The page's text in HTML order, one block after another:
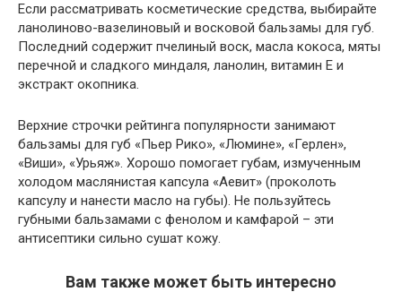
Если рассматривать косметические средства, выбирайте
ланолиново-вазелиновый и восковой бальзамы для губ.
Последний содержит пчелиный воск, масла кокоса, мяты
перечной и сладкого миндаля, ланолин, витамин Е и
экстракт окопника.
Верхние строчки рейтинга популярности занимают
бальзамы для губ «Пьер Рико», «Люмине», «Герлен»,
«Виши», «Урьяж». Хорошо помогает губам, измученным
холодом маслянистая капсула «Аевит» (проколоть
капсулу и нанести масло на губы). Не пользуйтесь
губными бальзамами с фенолом и камфарой – эти
антисептики сильно сушат кожу.
Вам также может быть интересно